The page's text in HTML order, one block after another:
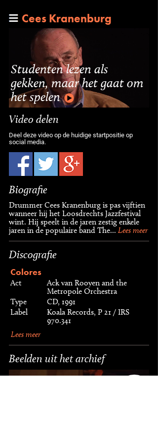
Cees Kranenburg
Studenten lezen als
gekken, maar het gaat om
het spelen
Video delen
Deel deze video op de huidige startpositie op
social media.
Biografie
Drummer Cees Kranenburg is pas vijftien
wanneer hij het Loosdrechts Jazzfestival
wint. Hij speelt in de jaren zestig enkele
jaren in de populaire band The... Lees meer
Discografie
Colores
Act
Ack van Rooyen and the
Metropole Orchestra
Type
CD, 1991
Label
Koala Records, P 21 / IRS
970.341
Lees meer
Beelden uit het archief